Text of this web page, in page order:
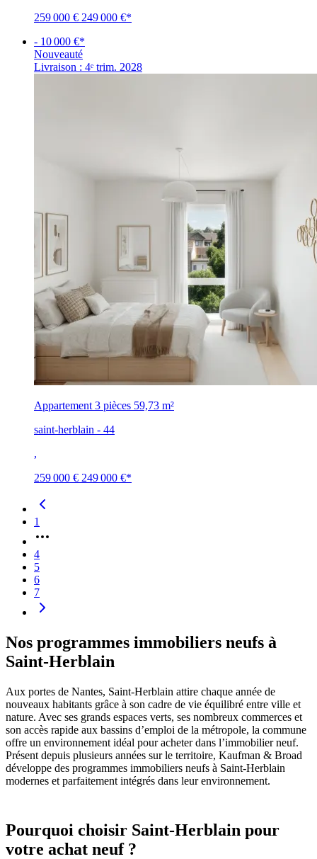
259 000 € 249 000 €*
- 10 000 €*
Nouveauté
Livraison : 4ᵉ trim. 2028
Appartement 3 pièces 59,73 m²
saint-herblain - 44
,
259 000 € 249 000 €*
1
4
5
6
7
Nos programmes immobiliers neufs à
Saint-Herblain
Aux portes de Nantes, Saint-Herblain attire chaque année de
nouveaux habitants grâce à son cadre de vie équilibré entre ville et
nature. Avec ses grands espaces verts, ses nombreux commerces et
son accès rapide aux bassins d’emploi de la métropole, la commune
offre un environnement idéal pour acheter dans l’immobilier neuf.
Présent depuis plusieurs années sur le territoire, Kaufman & Broad
développe des programmes immobiliers neufs à Saint-Herblain
modernes et parfaitement intégrés dans leur environnement.
Pourquoi choisir Saint-Herblain pour
votre achat neuf ?